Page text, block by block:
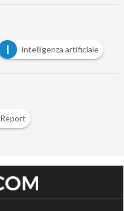
R risk management
Report